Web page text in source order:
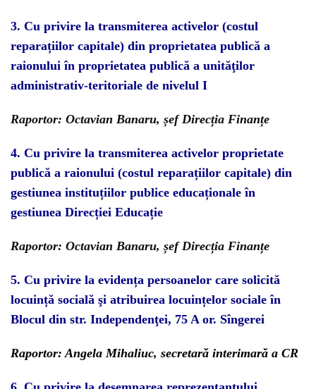
3. Cu privire la transmiterea activelor (costul
reparațiilor capitale) din proprietatea publică a
raionului în proprietatea publică a unităţilor
administrativ-teritoriale de nivelul I
Raportor: Octavian Banaru, șef Direcția Finanțe
4. Cu privire la transmiterea activelor proprietate
publică a raionului (costul reparațiilor capitale) din
gestiunea instituțiilor publice educaționale în
gestiunea Direcției Educație
Raportor: Octavian Banaru, șef Direcția Finanțe
5. Cu privire la evidența persoanelor care solicită
locuință socială şi atribuirea locuințelor sociale în
Blocul din str. Independenţei, 75 A or. Sîngerei
Raportor: Angela Mihaliuc, secretară interimară a CR